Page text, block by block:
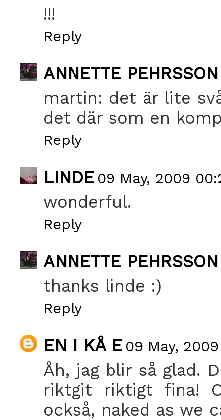
!!!
Reply
ANNETTE PEHRSSON
martin: det är lite
det där som en
Reply
LINDE 09 May, 2009
wonderful.
Reply
ANNETTE PEHRSSON
thanks linde :)
Reply
EN I KÅ E 09 May, 2009
Åh, jag blir så glad.
riktgit riktigt fina!
också, naked as we